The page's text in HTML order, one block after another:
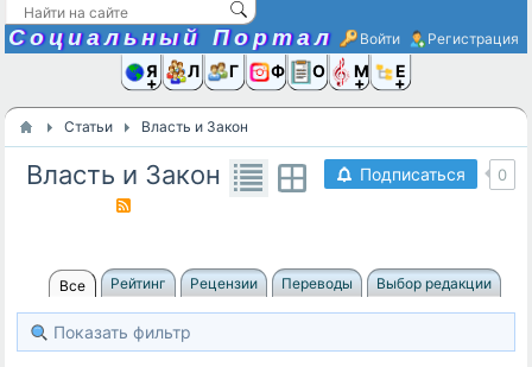
Социальный Портал Войти Регистрация
Я иЛюди
Группы
Фото Ещё
Статьи Власть и Закон
Подписаться 0
Власть и Закон
Все Рейтинг Рецензии Переводы Выбор редакции
Показать фильтр